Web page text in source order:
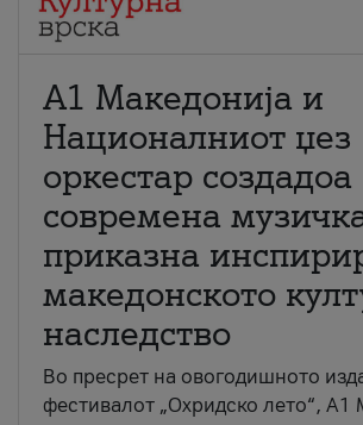
А1 Македонија и
Националниот џез
оркестар создадоа
современа
приказна
македонското
наследство
Во пресрет на овогодишното
фестивалот „Охридско лето“, А1